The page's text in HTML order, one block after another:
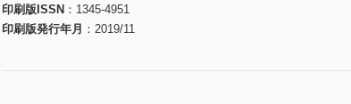
印刷版ISSN
1345-4951
印刷版発行年月
2019/11